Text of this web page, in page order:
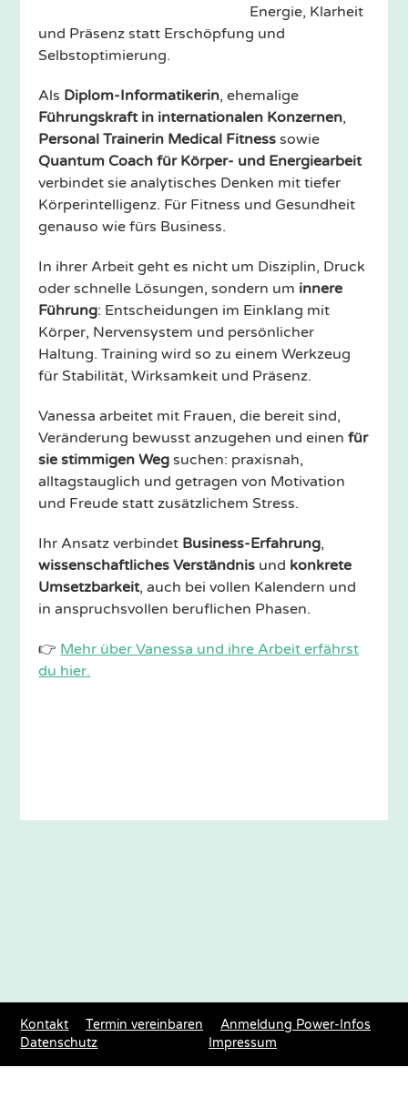
Energie, Klarheit
und Präsenz statt Erschöpfung und
Selbstoptimierung.
Als Diplom-Informatikerin, ehemalige
Führungskraft in internationalen Konzernen,
Personal Trainerin Medical Fitness sowie
Quantum Coach für Körper- und Energiearbeit
verbindet sie analytisches Denken mit tiefer
Körperintelligenz. Für Fitness und Gesundheit
genauso wie fürs Business.
In ihrer Arbeit geht es nicht um Disziplin, Druck
oder schnelle Lösungen, sondern um innere
Führung: Entscheidungen im Einklang mit
Körper, Nervensystem und persönlicher
Haltung. Training wird so zu einem Werkzeug
für Stabilität, Wirksamkeit und Präsenz.
Vanessa arbeitet mit Frauen, die bereit sind,
Veränderung bewusst anzugehen und einenfür
sie stimmigen Weg suchen: praxisnah,
alltagstauglich und getragen von Motivation
und Freude statt zusätzlichem Stress.
Ihr Ansatz verbindet Business-Erfahrung,
wissenschaftliches Verständnis und konkrete
Umsetzbarkeit, auch bei vollen Kalendern und
in anspruchsvollen beruflichen Phasen.
👉 Mehr über Vanessa und ihre Arbeit erfährst
du hier.
Kontakt Termin vereinbaren
Anmeldung Power-Infos
Datenschutz
Impressum